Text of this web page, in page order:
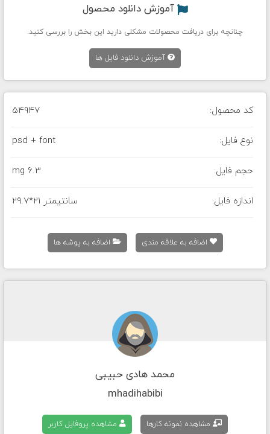
آموزش دانلود محصول
چنانچه برای دریافت محصولات مشکلی دارید این بخش را بررسی کنید.
آموزش دانلود فایل ها
کد محصول: 54947
نوع فایل: psd + font
حجم فایل: 6.3 mg
اندازه فایل: 29.7*21 سانتیمتر
اضافه به علاقه مندی اضافه به پوشه ها
محمد هادی حبیبی
mhadihabibi
مشاهده نمونه کارها مشاهده پروفایل کاربر